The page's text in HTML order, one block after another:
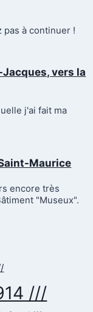
à continuer !
Jacques, vers la
j'ai fait ma
Maurice
encore très
"Museux".
///